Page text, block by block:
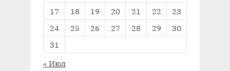
17
18 19 20 21 22
23
24
25 26 27 28 29
30
31
« Июл